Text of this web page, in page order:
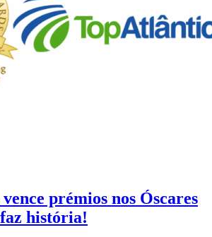
prémios nos Óscares
história!